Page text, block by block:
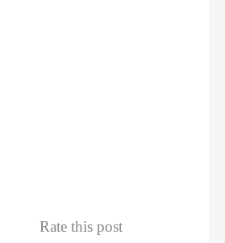
Rate this post